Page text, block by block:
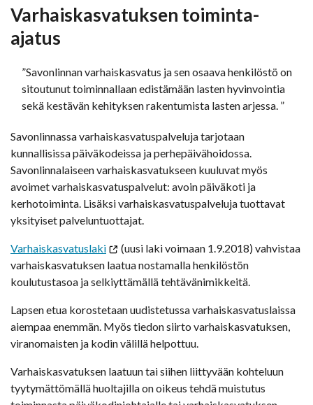
Varhaiskasvatuksen toiminta-
ajatus
”Savonlinnan varhaiskasvatus ja sen osaava henkilöstö on
sitoutunut toiminnallaan edistämään lasten hyvinvointia
sekä kestävän kehityksen rakentumista lasten arjessa. ”
Savonlinnassa varhaiskasvatuspalveluja tarjotaan
kunnallisissa päiväkodeissa ja perhepäivähoidossa.
Savonlinnalaiseen varhaiskasvatukseen kuuluvat myös
avoimet varhaiskasvatuspalvelut: avoin päiväkoti ja
kerhotoiminta. Lisäksi varhaiskasvatuspalveluja tuottavat
yksityiset palveluntuottajat.
Varhaiskasvatuslaki
(uusi laki voimaan 1.9.2018) vahvistaa
varhaiskasvatuksen laatua nostamalla henkilöstön
koulutustasoa ja selkiyttämällä tehtävänimikkeitä.
Lapsen etua korostetaan uudistetussa varhaiskasvatuslaissa
aiempaa enemmän. Myös tiedon siirto varhaiskasvatuksen,
viranomaisten ja kodin välillä helpottuu.
Varhaiskasvatuksen laatuun tai siihen liittyvään kohteluun
tyytymättömällä huoltajilla on oikeus tehdä muistutus